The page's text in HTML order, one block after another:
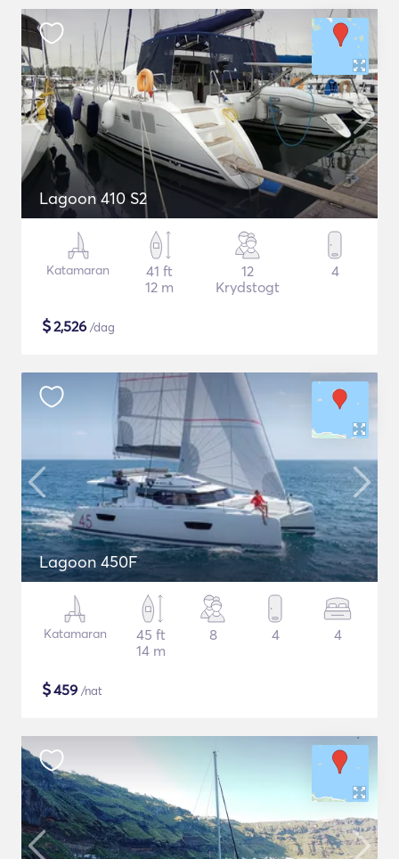
Lagoon 410 S2
Katamaran
41 ft
12 m
12
Krydstogt
4
$2,526 /dag
Lagoon 450F
Katamaran
45 ft
14 m
8 4 4
$459 /nat